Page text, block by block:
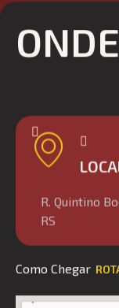
ONDE
R. Quintino
RS
Como Chegar